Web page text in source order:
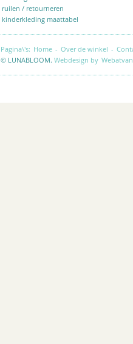
ruilen / retourneren
kinderkleding maattabel
Pagina\'s: Home - Over de winkel -
© LUNABLOOM. Webdesign by